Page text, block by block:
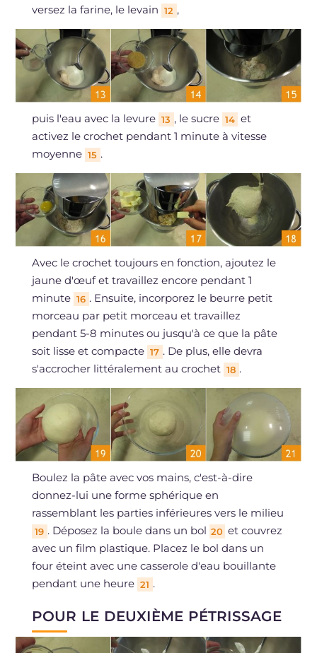
versez la farine, le levain 12 ,
puis l'eau avec la levure 13 , le sucre 14 et
activez le crochet pendant 1 minute à vitesse
moyenne 15 .
Avec le crochet toujours en fonction, ajoutez le
jaune d'œuf et travaillez encore pendant 1
minute 16 . Ensuite, incorporez le beurre petit
morceau par petit morceau et travaillez
pendant 5-8 minutes ou jusqu'à ce que la pâte
soit lisse et compacte 17 . De plus, elle devra
s'accrocher littéralement au crochet 18 .
Boulez la pâte avec vos mains, c'est-à-dire
donnez-lui une forme sphérique en
rassemblant les parties inférieures vers le milieu
19 . Déposez la boule dans un bol 20 et couvrez
avec un film plastique. Placez le bol dans un
four éteint avec une casserole d'eau bouillante
pendant une heure 21 .
POUR LE DEUXIÈME PÉTRISSAGE